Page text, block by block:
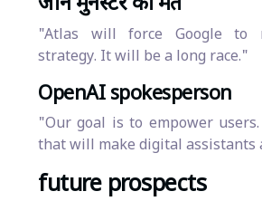
"Atlas will force Google to
strategy. It will be a long race."
OpenAI spokesperson
"Our goal is to empower
that will make digital assistants
future prospects